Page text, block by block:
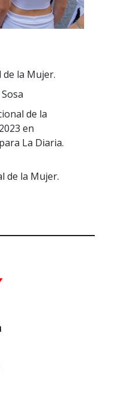
la Mujer.
de la
en
La Diaria.
de la Mujer.